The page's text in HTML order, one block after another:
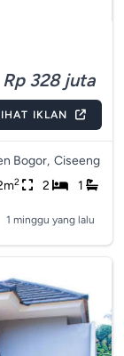
Rp 328 juta
IKLAN
Bogor, Ciseeng
2 2 1
1 minggu yang lalu